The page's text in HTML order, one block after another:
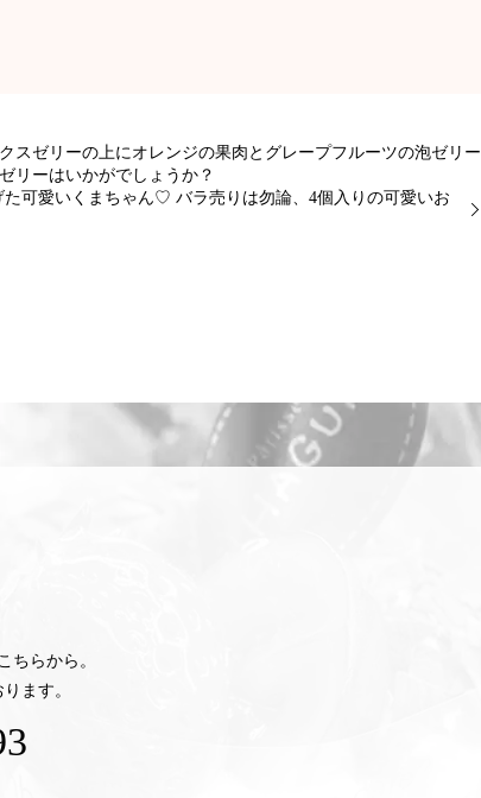
ゼリーの上にオレンジの果肉とグレープフルーツの泡ゼリー
リーはいかがでしょうか？
可愛いくまちゃん♡ バラ売りは勿論、4個入りの可愛いお
ちらから。
ます。